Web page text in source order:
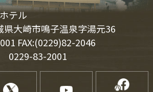
テル
県大崎市鳴子温泉字湯元36
FAX:(0229)82-2046
0229-83-2001